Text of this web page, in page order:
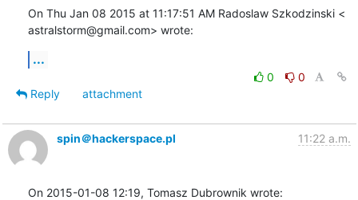
On Thu Jan 08 2015 at 11:17:51 AM Radoslaw Szkodzinski <
astralstorm@gmail.com> wrote:
...
0
0
Reply
attachment
spin＠hackerspace.pl 11:22 a.m.
On 2015-01-08 12:19, Tomasz Dubrownik wrote: